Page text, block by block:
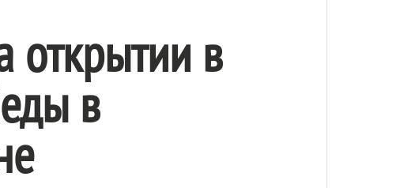
открытии в
в